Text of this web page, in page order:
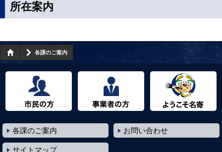
所在案内
各課のご案内
各課のご案内 お問い合わせ
サイトマップ